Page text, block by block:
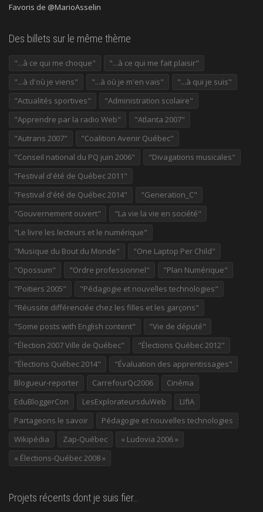
Favoris de @MarioAsselin
Des billets sur le même thème
"...à ce qui me choque"
"...à ce qui me fait plaisir"
"...à d'où je viens"
"...à où je m'en vais"
"...à qui je suis"
"Actualités sportives"
"Administration scolaire"
"Apprendre par la radio Web"
"Atlanta 2007"
"Autrans 2007"
"Coalition Avenir Québec"
"Conseil national du PQ juin 2006"
"Divagations musicales"
"Festival d'été de Québec 2011"
"Festival d'été de Québec 2014"
"Generation_C"
"Gouvernement ouvert"
"La vie la vie en société"
"Le livre les lecteurs et le numérique"
"Musique du Bout du Monde"
"One Laptop Per Child"
"Opossum"
"Ordre professionnel"
"Plan Numérique"
"Poitiers 2005"
"Pédagogie et nouvelles technologies"
"Réussite différenciée chez les filles et les garçons"
"Some posts with English content"
"Vie de député"
"Élection 2007 Ville de Québec"
"Élections Québec 2012"
"Élections Québec 2014"
"Évaluation des apprentissages"
Blogueur-reporter
CarrefourQc2006
Cinéma
EduBloggerCon
LesExplorateursduWeb
LIfIA
Partageons le savoir
Pédagogie et nouvelles technologies
Wikipédia
Zap-Québec
« Ludovia 2006 »
« Élections-Québec 2008 »
Projets récents dont je suis fier…